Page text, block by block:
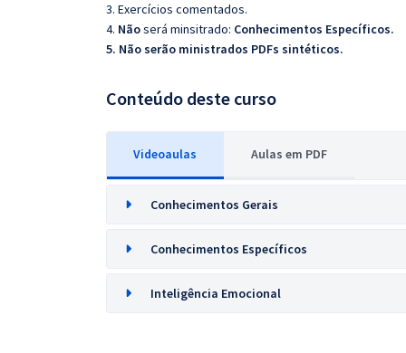
3. Exercícios comentados.
4. Nãoserá minsitrado: Conhecimentos Específicos.
5. Não serão ministrados PDFs sintéticos.
Conteúdo deste curso
Videoaulas Aulas em PDF
Conhecimentos Gerais
Conhecimentos Específicos
Inteligência Emocional